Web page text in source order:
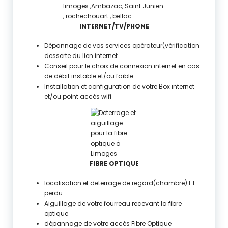
INTERNET/TV/PHONE
Dépannage de vos services opérateur(vérification
desserte du lien internet.
Conseil pour le choix de connexion internet en cas
de débit instable et/ou faible
Installation et configuration de votre Box internet
et/ou point accès wifi
FIBRE OPTIQUE
localisation et deterrage de regard(chambre) FT
perdu.
Aiguillage de votre fourreau recevant la fibre
optique
dépannage de votre accès Fibre Optique